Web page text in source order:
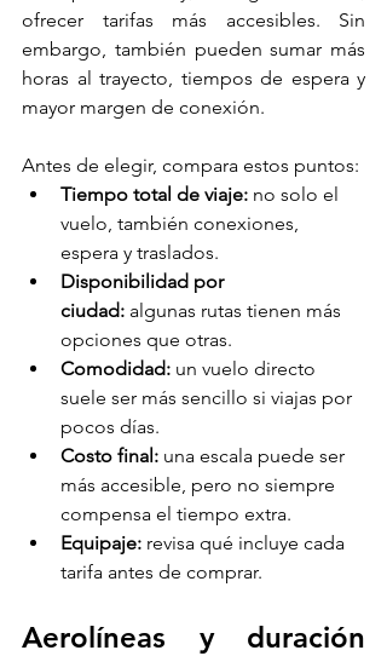
ofrecer tarifas más accesibles. Sin
embargo, también pueden sumar más
horas al trayecto, tiempos de espera y
mayor margen de conexión.
Antes de elegir, compara estos puntos:
Tiempo total de viaje: no solo el
vuelo, también conexiones,
espera y traslados.
Disponibilidad por
ciudad: algunas rutas tienen más
opciones que otras.
Comodidad: un vuelo directo
suele ser más sencillo si viajas por
pocos días.
Costo final: una escala puede ser
más accesible, pero no siempre
compensa el tiempo extra.
Equipaje: revisa qué incluye cada
tarifa antes de comprar.
Aerolíneas y duración